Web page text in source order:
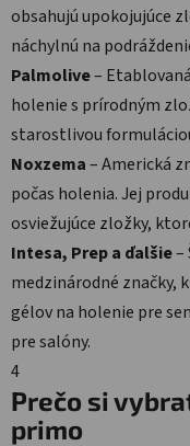
obsahujú upokojujúce
náchylnú na
Palmolive–
holenie s prírodným
starostlivou
Noxzema– Americká
počas holenia. Jej
osviežujúce zložky,
Intesa, Prep a ďalšie–
medzinárodné značky,
gélov na holenie pre
pre salóny.
4
Prečo si
primo